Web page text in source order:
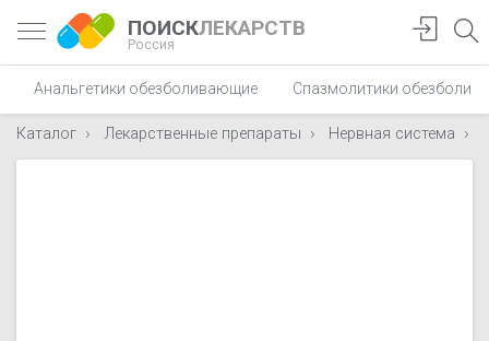
ПОИСКЛЕКАРСТВ
Россия
Анальгетики обезболивающие Спазмолитики
Каталог Лекарственные препараты Нервная система